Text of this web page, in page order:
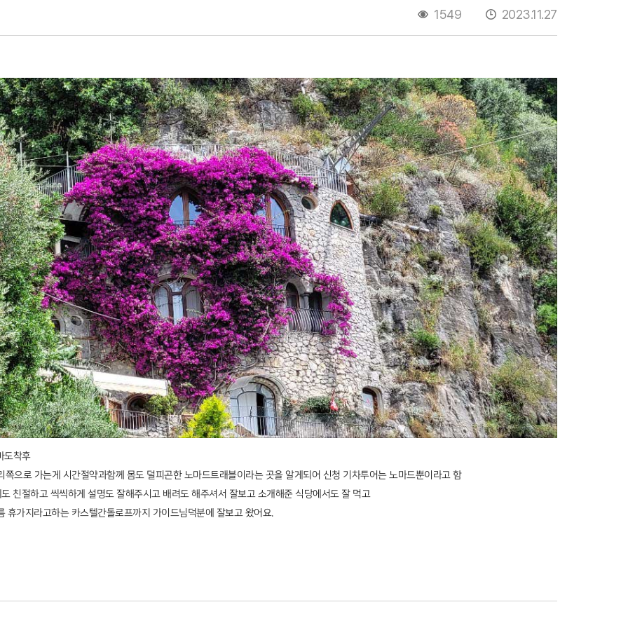
1549 2023.11.27
도착후
으로 가는게 시간절약과함께 몸도 덜피곤한 노마드트래블이라는 곳을 알게되어 신청 기차투어는 노마드뿐이라고 함
친절하고 씩씩하게 설명도 잘해주시고 배려도 해주셔서 잘보고 소개해준 식당에서도 잘 먹고
휴가지라고하는 카스텔간돌로프까지 가이드님덕분에 잘보고 왔어요.